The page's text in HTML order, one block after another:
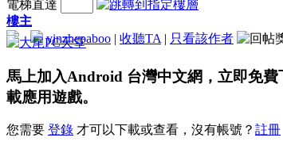
電梯直達
樓主
yinzhepaboo | 收聽TA | 只看該作者
馬上加入Android 台灣中文網，立即免費
載應用遊戲。
您需要 登錄 才可以下載或查看，沒有帳號？ 註冊